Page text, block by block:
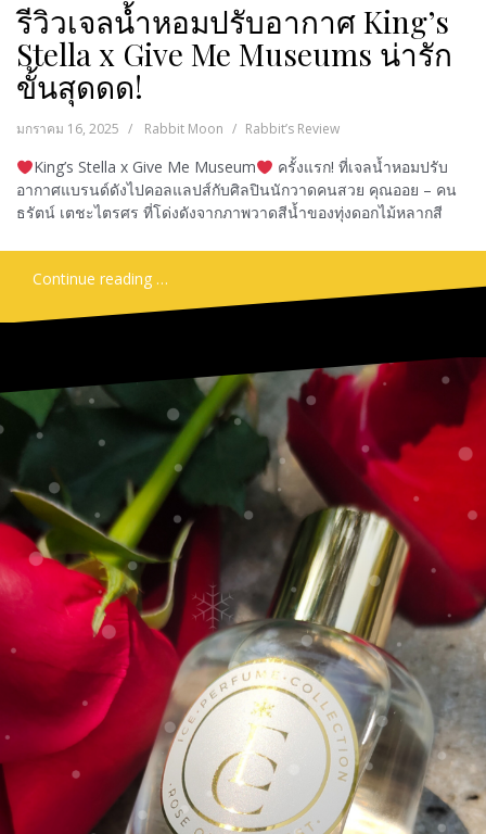
รีวิวเจลน้ำหอมปรับอากาศ King’s
Stella x Give Me Museums น่ารัก
ขั้นสุดดด!
มกราคม 16, 2025 Rabbit Moon Rabbit’s Review
King’s Stella x Give Me Museum
ครั้งแรก! ที่เจลน้ำหอมปรับ
อากาศแบรนด์ดังไปคอลแลปส์กับศิลปินนักวาดคนสวย คุณออย – คน
ธรัตน์ เตชะไตรศร ที่โด่งดังจากภาพวาดสีน้ำของทุ่งดอกไม้หลากสี
Continue reading …